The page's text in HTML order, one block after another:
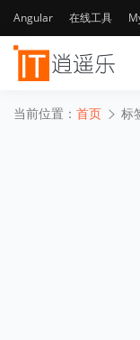
Angular 在线工具
当前位置： 首页 标